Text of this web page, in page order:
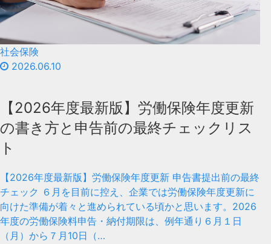
社会保険
2026.06.10
【2026年度最新版】労働保険年度更新
の書き方と申告前の最終チェックリス
ト
【2026年度最新版】労働保険年度更新 申告書提出前の最終
チェック ６月を目前に控え、企業では労働保険年度更新に
向けた準備が着々と進められている頃かと思います。2026
年度の労働保険料申告・納付期限は、例年通り６月１日
（月）から７月10日（…